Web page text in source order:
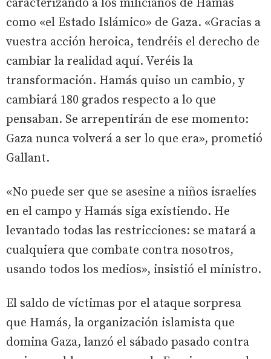
caracterizando a los milicianos de Hamás
como «el Estado Islámico» de Gaza. «Gracias a
vuestra acción heroica, tendréis el derecho de
cambiar la realidad aquí. Veréis la
transformación. Hamás quiso un cambio, y
cambiará 180 grados respecto a lo que
pensaban. Se arrepentirán de ese momento:
Gaza nunca volverá a ser lo que era», prometió
Gallant.
«No puede ser que se asesine a niños israelíes
en el campo y Hamás siga existiendo. He
levantado todas las restricciones: se matará a
cualquiera que combate contra nosotros,
usando todos los medios», insistió el ministro.
El saldo de víctimas por el ataque sorpresa
que Hamás, la organización islamista que
domina Gaza, lanzó el sábado pasado contra